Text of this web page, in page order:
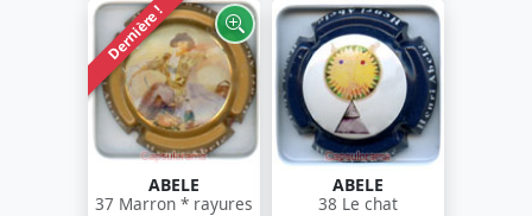
Dernière !
ABELE
37 Marron * rayures
ABELE
38 Le chat